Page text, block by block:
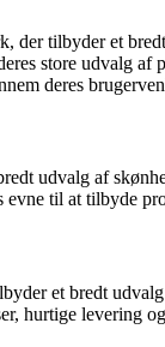
der tilbyder et
store udvalg
deres
udvalg af
til at tilbyde
et bredt
hurtige levering